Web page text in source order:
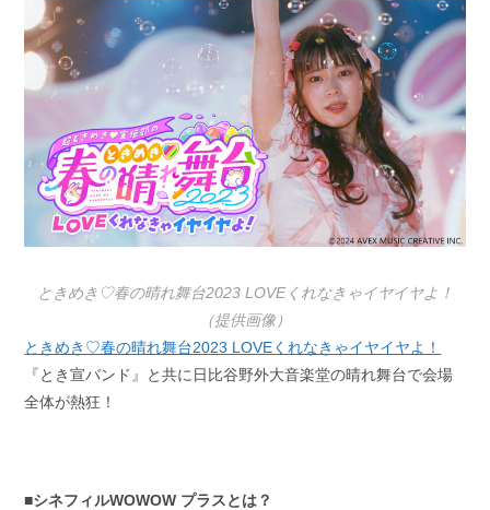
ときめき♡春の晴れ舞台2023 LOVEくれなきゃイヤイヤよ！
（提供画像）
ときめき♡春の晴れ舞台2023 LOVEくれなきゃイヤイヤよ！
『とき宣バンド』と共に日比谷野外大音楽堂の晴れ舞台で会場
全体が熱狂！
■シネフィルWOWOW プラスとは？